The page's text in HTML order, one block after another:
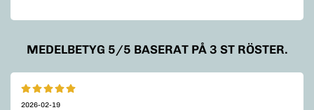
MEDELBETYG 5/5 BASERAT PÅ 3 ST RÖSTER.
2026-02-19